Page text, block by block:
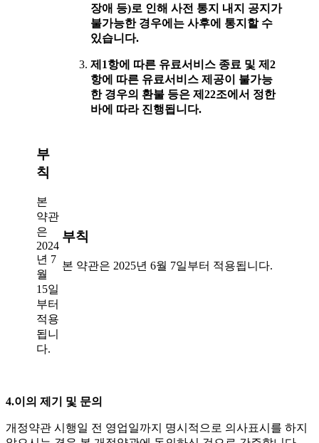
장애 등)로 인해 사전 통지 내지 공지가
불가능한 경우에는 사후에 통지할 수
있습니다.
제1항에 따른 유료서비스 종료 및 제2
항에 따른 유료서비스 제공이 불가능
한 경우의 환불 등은 제22조에서 정한
바에 따라 진행됩니다.
부
칙
본
약관
은
2024
년 7
월
15일
부터
적용
됩니
다.
부칙
본 약관은 2025년 6월 7일부터 적용됩니다.
4.이의 제기 및 문의
개정약관 시행일 전 영업일까지 명시적으로 의사표시를 하지